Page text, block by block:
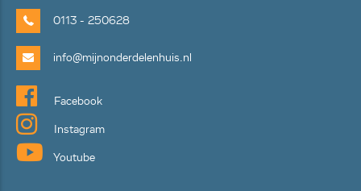
0113 - 250628
info@mijnonderdelenhuis.nl
Facebook
Instagram
Youtube